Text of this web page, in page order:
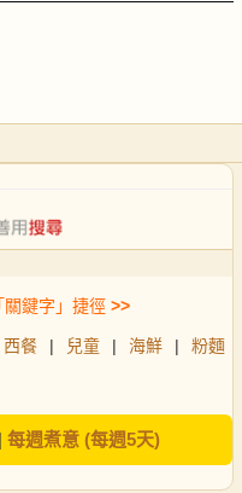
鍵字」捷徑 >>
西餐 | 兒童 | 海鮮 |
粉麵
每週煮意 (每週5天)